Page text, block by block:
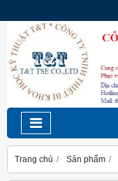
Trang chủ Sản phẩm